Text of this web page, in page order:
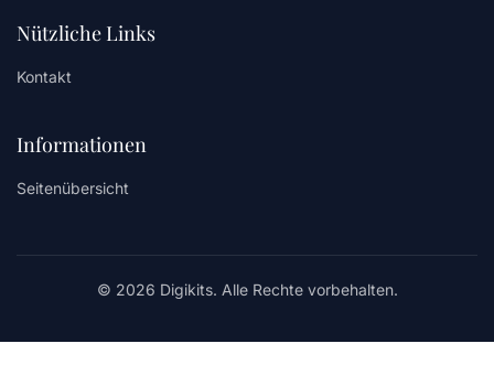
Nützliche Links
Kontakt
Informationen
Seitenübersicht
© 2026 Digikits. Alle Rechte vorbehalten.